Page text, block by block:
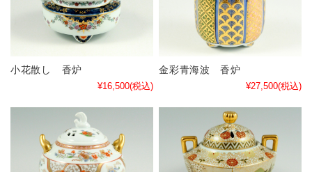
小花散し 香炉
¥16,500(税込)
金彩青海波 香炉
¥27,500(税込)